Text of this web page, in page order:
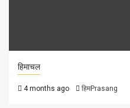
हिमाचल
4 months ago हिमPrasang